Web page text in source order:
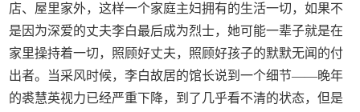
店、屋里家外，这样一个家庭主妇拥有的生活一切，如果不
是因为深爱的丈夫李白最后成为烈士，她可能一辈子就是在
家里操持着一切，照顾好丈夫，照顾好孩子的默默无闻的付
出者。当采风时候，李白故居的馆长说到一个细节——晚年
的裘慧英视力已经严重下降，到了几乎看不清的状态，但是